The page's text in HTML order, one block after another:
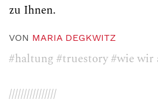
zu Ihnen.
VON MARIA DEGKWITZ
#haltung #truestory#wie wir
////////////////